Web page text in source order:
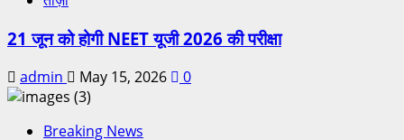
21 जून को होगी NEET यूजी 2026 की परीक्षा
admin May 15, 2026 0
Breaking News